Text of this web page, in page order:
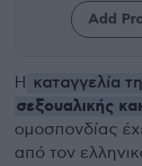
Add
H καταγγελία
σεξουαλικής
ομοσπονδίας
από τον